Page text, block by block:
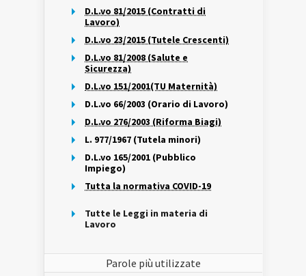
D.L.vo 81/2015 (Contratti di
Lavoro)
D.L.vo 23/2015 (Tutele Crescenti)
D.L.vo 81/2008 (Salute e
Sicurezza)
D.L.vo 151/2001(TU Maternità)
D.L.vo 66/2003 (Orario di Lavoro)
D.L.vo 276/2003 (Riforma Biagi)
L. 977/1967 (Tutela minori)
D.L.vo 165/2001 (Pubblico
Impiego)
Tutta la normativa COVID-19
Tutte le Leggi in materia di
Lavoro
Parole più utilizzate